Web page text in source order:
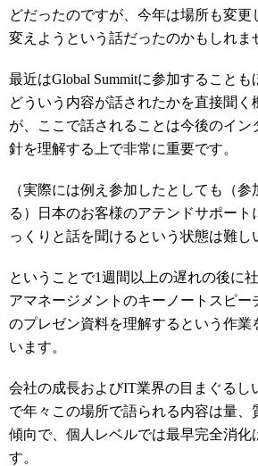
どだったのですが、今年は場所も変更
変えようという話だったのかもしれま
最近はGlobal Summitに参加することも
どういう内容が話されたかを直接聞く
が、ここで話されることは今後のイン
針を理解する上で非常に重要です。
（実際には例え参加したとしても（
る）日本のお客様のアテンドサポート
っくりと話を聞けるという状態は難し
ということで1週間以上の遅れの後に
アマネージメントのキーノートスピー
のプレゼン資料を理解するという作業
います。
会社の成長およびIT業界の目まぐるし
で年々この場所で語られる内容は量、
傾向で、個人レベルでは最早完全消化
す。